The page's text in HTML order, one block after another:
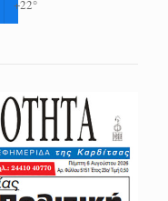
+22°